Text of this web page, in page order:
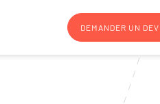
DEMANDER UN